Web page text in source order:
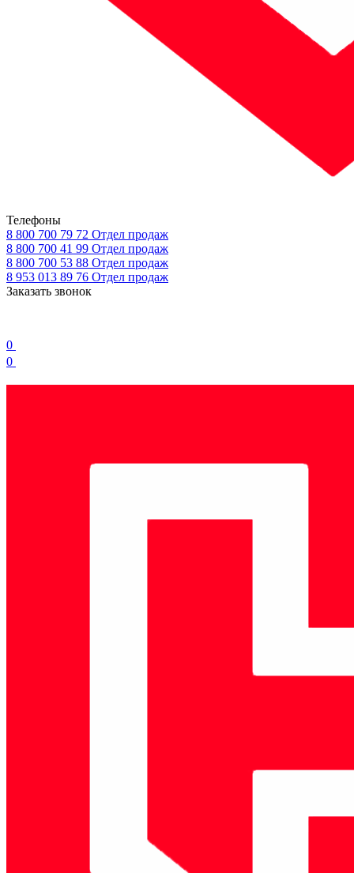
Телефоны
8 800 700 79 72 Отдел продаж
8 800 700 41 99 Отдел продаж
8 800 700 53 88 Отдел продаж
8 953 013 89 76 Отдел продаж
Заказать звонок
0
0